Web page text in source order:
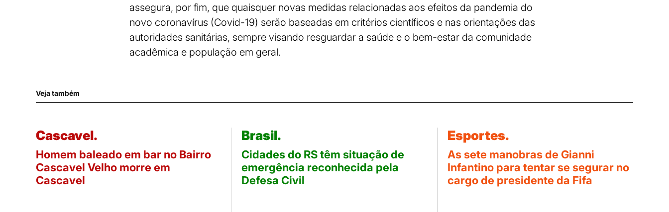
assegura, por fim, que quaisquer novas medidas relacionadas aos efeitos da pandemia do
novo coronavírus (Covid-19) serão baseadas em critérios científicos e nas orientações das
autoridades sanitárias, sempre visando resguardar a saúde e o bem-estar da comunidade
acadêmica e população em geral.
Veja também
Cascavel.
Homem baleado em bar no Bairro
Cascavel Velho morre em
Cascavel
Brasil.
Cidades do RS têm situação de
emergência reconhecida pela
Defesa Civil
Esportes.
As sete manobras de Gianni
Infantino para tentar se segurar no
cargo de presidente da Fifa